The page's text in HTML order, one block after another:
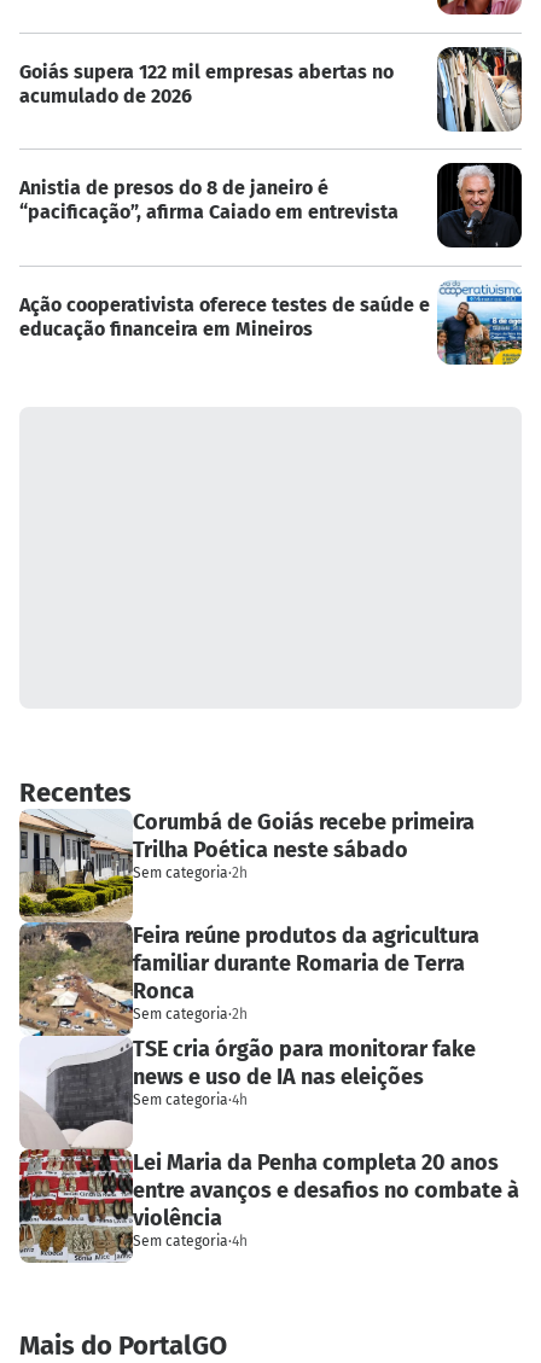
Goiás supera 122 mil empresas abertas no
acumulado de 2026
Anistia de presos do 8 de janeiro é
“pacificação”, afirma Caiado em entrevista
Ação cooperativista oferece testes de saúde e
educação financeira em Mineiros
Recentes
Corumbá de Goiás recebe primeira
Trilha Poética neste sábado
Sem categoria·2h
Feira reúne produtos da agricultura
familiar durante Romaria de Terra
Ronca
Sem categoria·2h
TSE cria órgão para monitorar fake
news e uso de IA nas eleições
Sem categoria·4h
Lei Maria da Penha completa 20 anos
entre avanços e desafios no combate à
violência
Sem categoria·4h
Mais do PortalGO